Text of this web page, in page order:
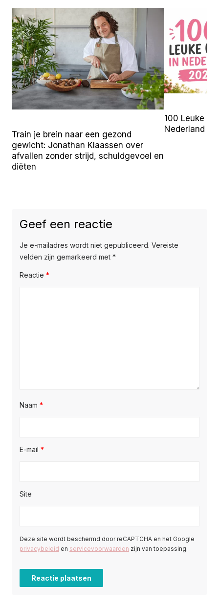
Train je brein naar een gezond
gewicht: Jonathan Klaassen over
afvallen zonder strijd, schuldgevoel en
diëten
100 Leuke
Nederland
Geef een reactie
Je e-mailadres wordt niet gepubliceerd. Vereiste
velden zijn gemarkeerd met *
Reactie *
Naam *
E-mail *
Site
Deze site wordt beschermd door reCAPTCHA en het Google
privacybeleid en servicevoorwaarden zijn van toepassing.